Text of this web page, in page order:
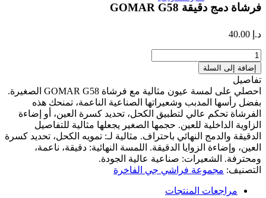
فرشاة دمج دقيقة GOMAR G58
د.إ
كمية
فرشاة
دمج
دقيقة
GOMAR
G58
إضافة إلى السلة
تفاصيل
احصلي على لمسة عيون مثالية مع فرشاة GOMAR G58 الصغيرة.
بفضل رأسها المدبب وشعيراتها الصناعية الناعمة، تمنحك هذه
الفرشاة تحكم عالي لتطبيق الكحل، تحديد كسرة العين، أو إضاءة
الزاوية الداخلية للعين. حجمها الصغير يجعلها مثالية للتفاصيل
الدقيقة والدمج النهائي باحتراف. مثالية لـ: تمويه الكحل، تحديد كسرة
العين، وإضاءة الزوايا الدقيقة. اللمسة النهائية: دقيقة، ناعمة،
ومحترفة. الشعيرات: صناعية عالية الجودة.
التصنيف: مجموعة فراشي جي الفاخرة
مراجعات المنتجات